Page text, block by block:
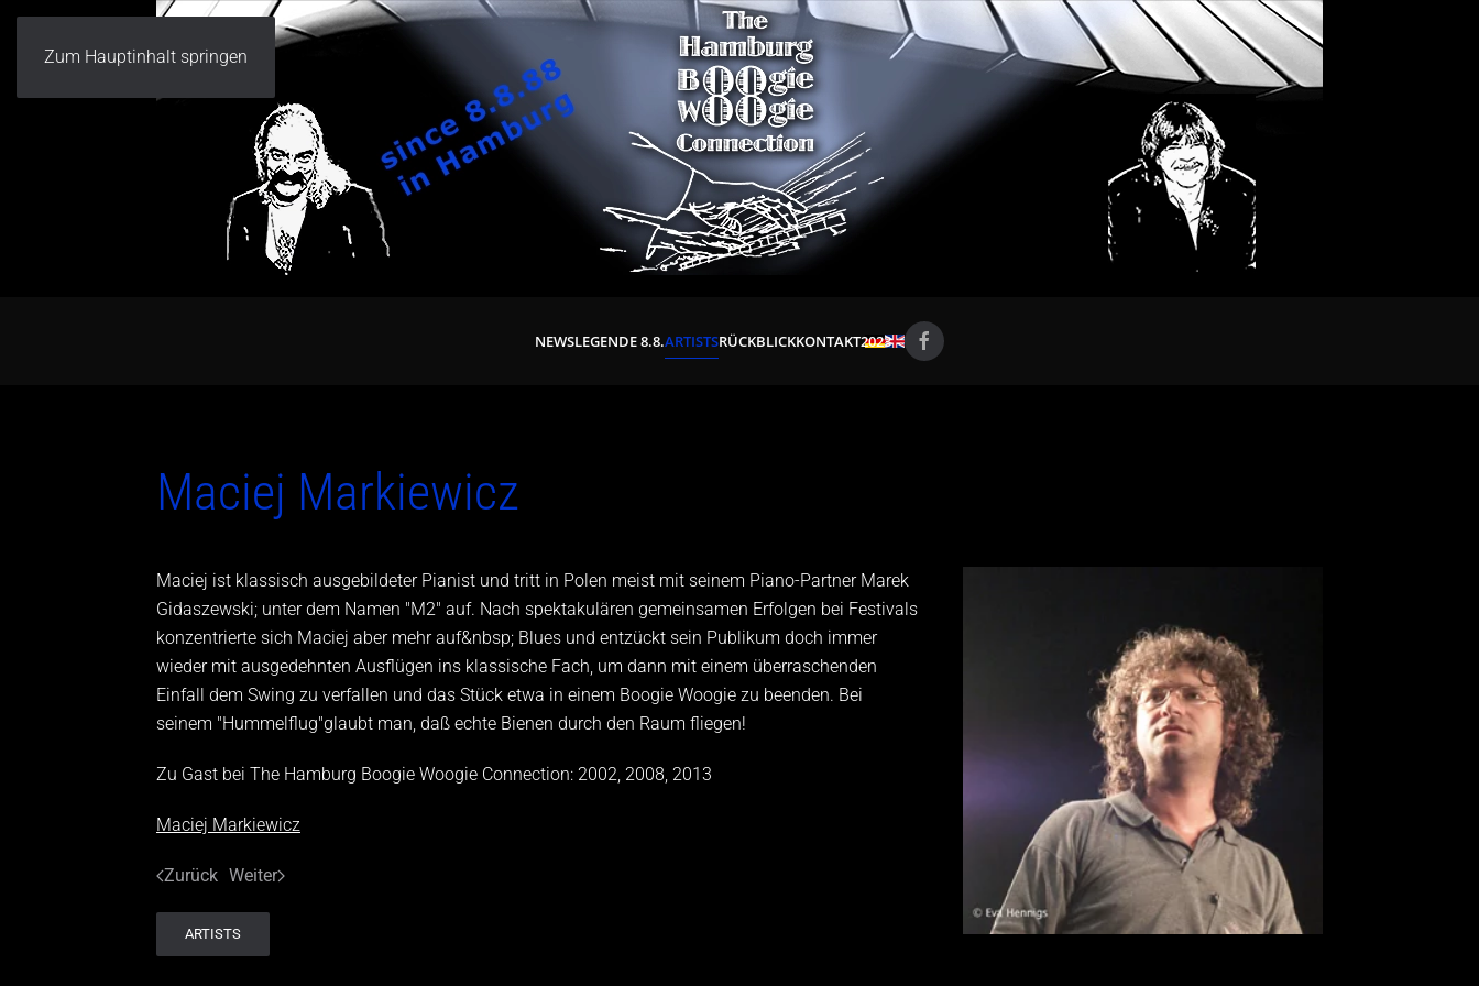
Zum Hauptinhalt springen
NEWSLEGENDE 8.8.ARTISTSRÜCKBLICKKONTAKT2023
Maciej Markiewicz
Maciej ist klassisch ausgebildeter Pianist und tritt in Polen meist mit seinem Piano-Partner Marek
Gidaszewski; unter dem Namen "M2" auf. Nach spektakulären gemeinsamen Erfolgen bei Festivals
konzentrierte sich Maciej aber mehr auf&nbsp; Blues und entzückt sein Publikum doch immer
wieder mit ausgedehnten Ausflügen ins klassische Fach, um dann mit einem überraschenden
Einfall dem Swing zu verfallen und das Stück etwa in einem Boogie Woogie zu beenden. Bei
seinem "Hummelflug"glaubt man, daß echte Bienen durch den Raum fliegen!
Zu Gast bei The Hamburg Boogie Woogie Connection: 2002, 2008, 2013
Maciej Markiewicz
Zurück Weiter
ARTISTS